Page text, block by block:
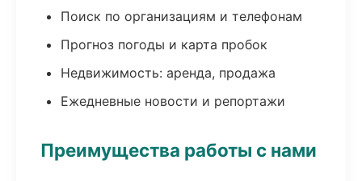
Поиск по организациям и телефонам
Прогноз погоды и карта пробок
Недвижимость: аренда, продажа
Ежедневные новости и репортажи
Преимущества работы с нами